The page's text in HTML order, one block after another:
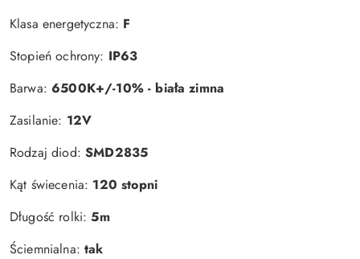
Klasa energetyczna: F
Stopień ochrony: IP63
Barwa:6500K+/-10% - biała zimna
Zasilanie: 12V
Rodzaj diod:SMD2835
Kąt świecenia: 120 stopni
Długość rolki:5m
Ściemnialna:tak